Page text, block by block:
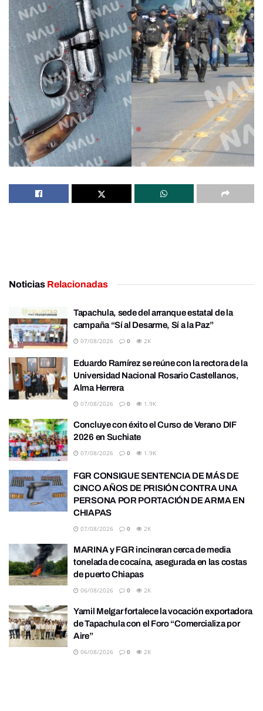
Noticias Relacionadas
Tapachula, sede del arranque estatal de la
campaña “Sí al Desarme, Sí a la Paz”
07/08/2026 0 2K
Eduardo Ramírez se reúne con la rectora de la
Universidad Nacional Rosario Castellanos,
Alma Herrera
07/08/2026 0 1.9K
Concluye con éxito el Curso de Verano DIF
2026 en Suchiate
07/08/2026 0 1.9K
FGR CONSIGUE SENTENCIA DE MÁS DE
CINCO AÑOS DE PRISIÓN CONTRA UNA
PERSONA POR PORTACIÓN DE ARMA EN
CHIAPAS
07/08/2026 0 2K
MARINA y FGR incineran cerca de media
tonelada de cocaína, asegurada en las costas
de puerto Chiapas
06/08/2026 0 2K
Yamil Melgar fortalece la vocación exportadora
de Tapachula con el Foro “Comercializa por
Aire”
06/08/2026 0 2K